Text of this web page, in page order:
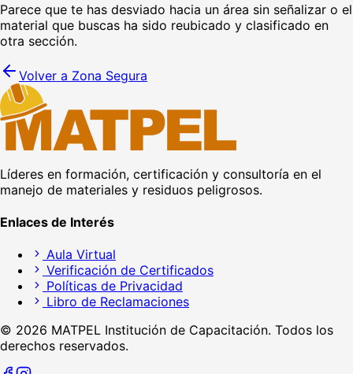
Parece que te has desviado hacia un área sin señalizar o el
material que buscas ha sido reubicado y clasificado en
otra sección.
Volver a Zona Segura
Líderes en formación, certificación y consultoría en el
manejo de materiales y residuos peligrosos.
Enlaces de Interés
Aula Virtual
Verificación de Certificados
Políticas de Privacidad
Libro de Reclamaciones
© 2026 MATPEL Institución de Capacitación. Todos los
derechos reservados.